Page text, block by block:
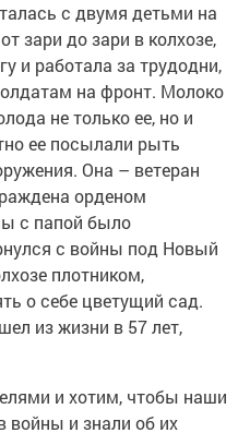
с двумя детьми на
зари до зари в колхозе,
и работала за трудодни,
на фронт. Молоко
не только ее, но и
ее посылали рыть
Она – ветеран
орденом
с папой было
с войны под Новый
плотником,
о себе цветущий сад.
из жизни в 57 лет,
и хотим, чтобы наши
войны и знали об их